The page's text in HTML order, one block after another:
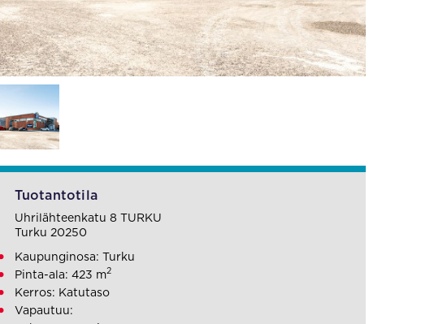
Tuotantotila
Uhrilähteenkatu 8 TURKU
Turku 20250
Kaupunginosa: Turku
Pinta-ala: 423 m2
Kerros: Katutaso
Vapautuu: